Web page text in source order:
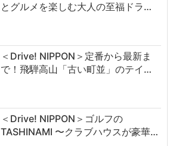
とグルメを楽しむ大人の至福ドラ…
＜Drive! NIPPON＞定番から最新ま
で！飛騨高山「古い町並」のテイ…
＜Drive! NIPPON＞ゴルフの
TASHINAMI 〜クラブハウスが豪華…